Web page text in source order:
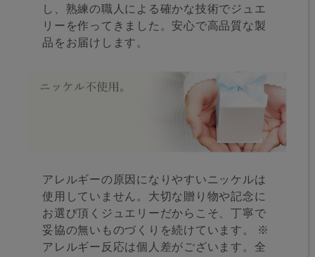
し、熟練の職人による確かな技術でジュエ
リーを作ってきました。安心で高品質な製
品をお届けします。
アレルギーの原因になりやすいニッケルは
使用していません。大切な贈り物や記念に
お選び頂くジュエリーだからこそ、丁寧で
妥協の無いものづくりを続けています。 ※
アレルギー反応は個人差がございます。全